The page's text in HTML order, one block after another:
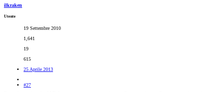
ilkraken
Utente
19 Settembre 2010
1,641
19
615
25 Aprile 2013
#27